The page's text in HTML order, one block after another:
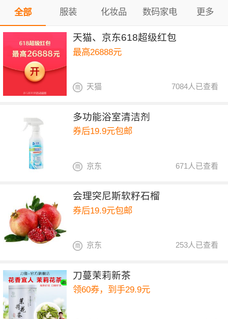
全部 服装 化妆品 数码家电 更多
天猫、京东618超级红包
最高26888元
7084人已查看
天猫
多功能浴室清洁剂
券后19.9元包邮
671人已查看
京东
会理突尼斯软籽石榴
券后19.9元包邮
253人已查看
京东
刀蔓茉莉新茶
领60券，到手29.9元